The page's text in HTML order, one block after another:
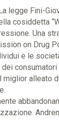
legge Fini-
cosiddetta
Una
on Drug
e le
miglior